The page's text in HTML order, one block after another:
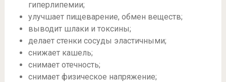
гиперлипемии;
улучшает пищеварение, обмен веществ;
выводит шлаки и токсины;
делает стенки сосуды эластичными;
снижает кашель;
снимает отечность;
снимает физическое напряжение;